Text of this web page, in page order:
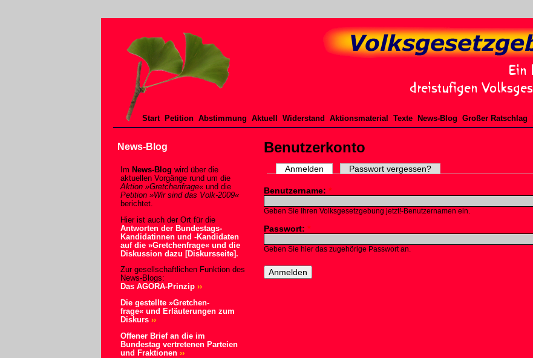
Start Petition Abstimmung Aktuell Widerstand Aktionsmaterial Texte News-Blog Großer Ratschlag
News-Blog
Im News-Blog wird über die
aktuellen Vorgänge rund um die
Aktion »Gretchenfrage« und die
Petition »Wir sind das Volk-2009«
berichtet.
Hier ist auch der Ort für die
Antworten der Bundestags-
Kandidatinnen und -Kandidaten
auf die »Gretchenfrage« und die
Diskussion dazu [Diskursseite].
Zur gesellschaftlichen Funktion des
News-Blogs:
Das AGORA-Prinzip ››
Die gestellte »Gretchen-
frage« und Erläuterungen zum
Diskurs ››
Offener Brief an die im
Bundestag vertretenen Parteien
und Fraktionen ››
Benutzerkonto
Anmelden Passwort vergessen?
Benutzername:*
Geben Sie Ihren Volksgesetzgebung jetzt!-Benutzernamen ein.
Passwort:*
Geben Sie hier das zugehörige Passwort an.